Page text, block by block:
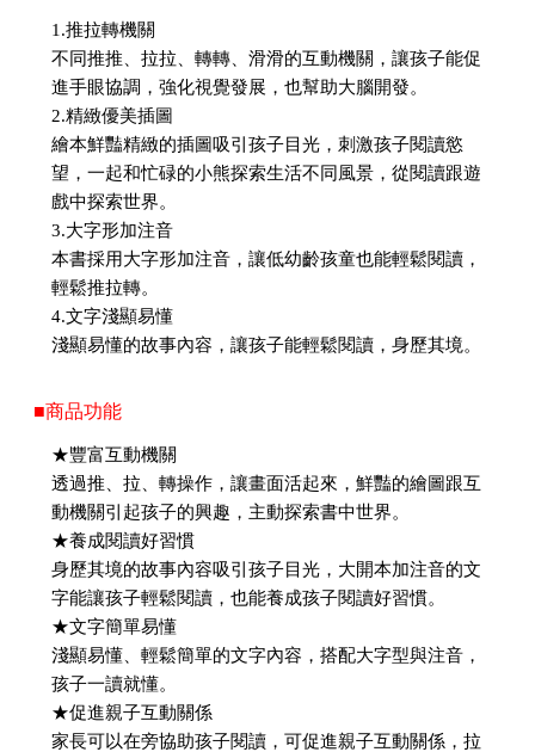
1.推拉轉機關
不同推推、拉拉、轉轉、滑滑的互動機關，讓孩子能促
進手眼協調，強化視覺發展，也幫助大腦開發。
2.精緻優美插圖
繪本鮮豔精緻的插圖吸引孩子目光，刺激孩子閱讀慾
望，一起和忙碌的小熊探索生活不同風景，從閱讀跟遊
戲中探索世界。
3.大字形加注音
本書採用大字形加注音，讓低幼齡孩童也能輕鬆閱讀，
輕鬆推拉轉。
4.文字淺顯易懂
淺顯易懂的故事內容，讓孩子能輕鬆閱讀，身歷其境。
■商品功能
★豐富互動機關
透過推、拉、轉操作，讓畫面活起來，鮮豔的繪圖跟互
動機關引起孩子的興趣，主動探索書中世界。
★養成閱讀好習慣
身歷其境的故事內容吸引孩子目光，大開本加注音的文
字能讓孩子輕鬆閱讀，也能養成孩子閱讀好習慣。
★文字簡單易懂
淺顯易懂、輕鬆簡單的文字內容，搭配大字型與注音，
孩子一讀就懂。
★促進親子互動關係
家長可以在旁協助孩子閱讀，可促進親子互動關係，拉